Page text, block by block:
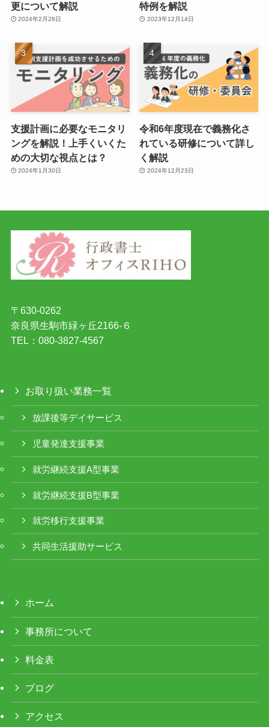
更について解説
2024年2月28日
特例を解説
2023年12月14日
支援計画に必要なモニタリ
ングを解説！上手くいくた
めの大切な視点とは？
2024年1月30日
令和6年度現在で義務化さ
れている研修について詳し
く解説
2024年12月23日
〒630-0262
奈良県生駒市緑ヶ丘2166-６
TEL：080-3827-4567
お取り扱い業務一覧
放課後等デイサービス
児童発達支援事業
就労継続支援A型事業
就労継続支援B型事業
就労移行支援事業
共同生活援助サービス
ホーム
事務所について
料金表
ブログ
アクセス